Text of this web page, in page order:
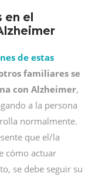
el
de estas
familiares se
con Alzheimer,
a la persona
normalmente.
que el/la
cómo actuar
se debe seguir su